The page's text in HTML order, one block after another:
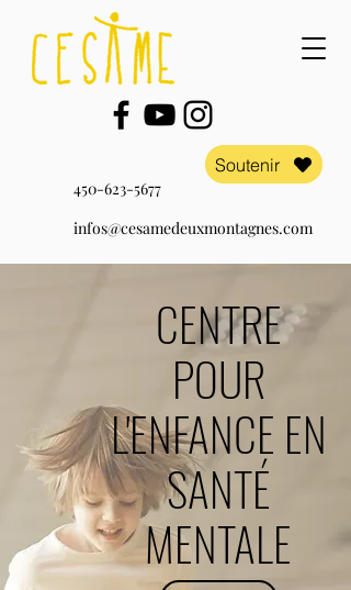
Soutenir
450-623-5677
infos@cesamedeuxmontagnes.com
CENTRE
POUR
L'ENFANCE EN
SANTÉ
MENTALE